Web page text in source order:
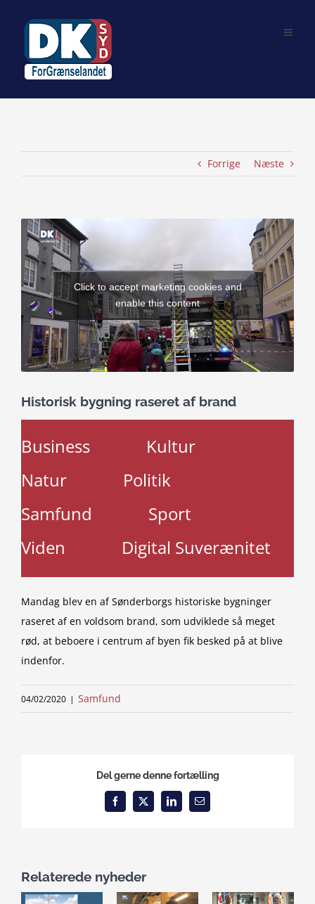
Forrige Næste
View
Larger
Image
Click to accept marketing cookies and
enable this content
Historisk bygning raseret af brand
Business
Kultur
Natur
Politik
Samfund
Sport
Viden
Digital Suverænitet
Mandag blev en af Sønderborgs historiske bygninger
raseret af en voldsom brand, som udviklede så meget
rød, at beboere i centrum af byen fik besked på at blive
indenfor.
04/02/2020 | Samfund
Del gerne denne fortælling
Facebook
X LinkedInEmail
Relaterede nyheder